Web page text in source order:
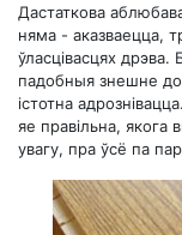
Дастаткова
няма - аказваецца,
ўласцівасцях
падобныя знешне
істотна
яе правільна, якога
увагу, пра ўсё па